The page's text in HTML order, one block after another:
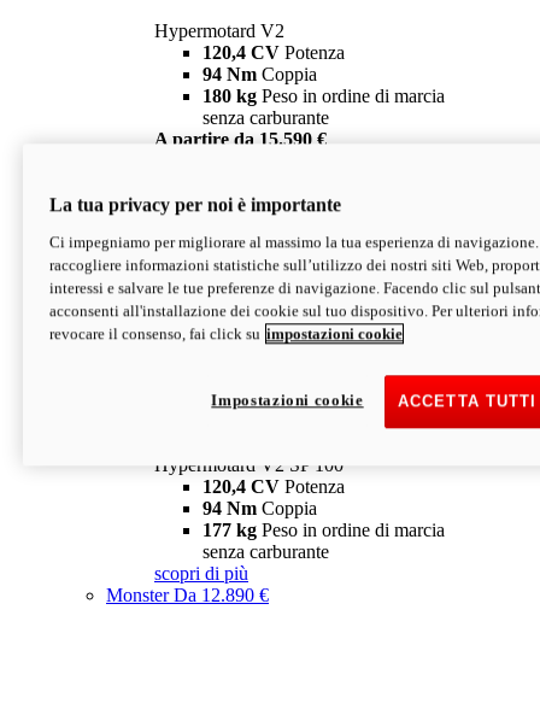
Hypermotard V2
120,4 CV Potenza
94 Nm Coppia
180 kg Peso in ordine di marcia
senza carburante
A partire da 15.590 €
V2 SP
Hypermotard V2 SP
120,4 CVPotenza
94 NmCoppia
177 kgPeso in ordine di marcia
senza carburante
Depotenziata 35 kW: 18.890 € i
configura scopri di più
Hypermotard V2 SP 100
120,4 CV Potenza
94 Nm Coppia
177 kg Peso in ordine di marcia
senza carburante
scopri di più
MonsterDa 12.890 €
La tua privacy per noi è importante
Ci impegniamo per migliorare al massimo la tua esperienza di
raccogliere informazioni statistiche sull’utilizzo dei nostri siti Web,
interessi e salvare le tue preferenze di navigazione. Facendo clic sul
acconsenti all'installazione dei cookie sul tuo dispositivo. Per ulteriori
revocare il consenso, fai click su impostazioni cookie
ACCETTA
Impostazioni cookie